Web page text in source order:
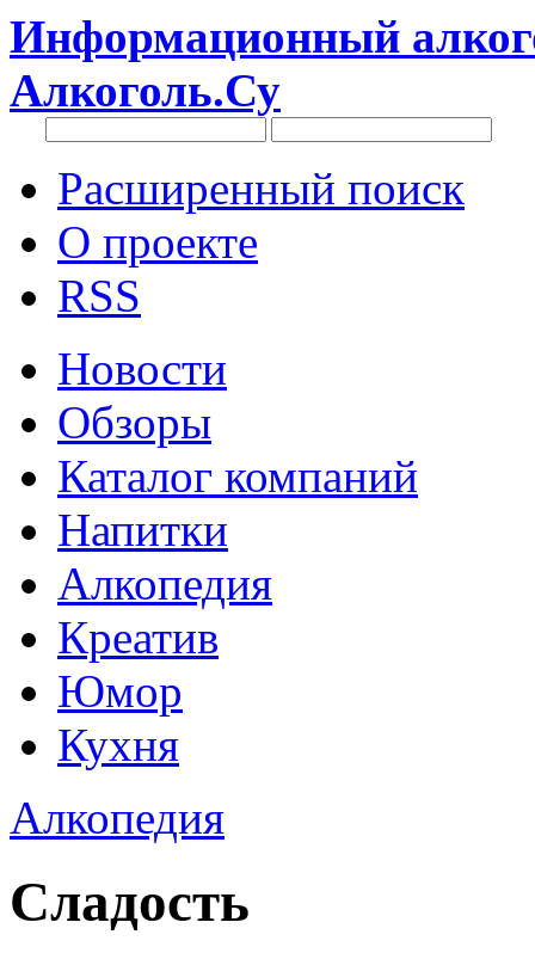
Информационный
Алкоголь.Су
Расширенный поиск
О проекте
RSS
Новости
Обзоры
Каталог компаний
Напитки
Алкопедия
Креатив
Юмор
Кухня
Алкопедия
Сладость